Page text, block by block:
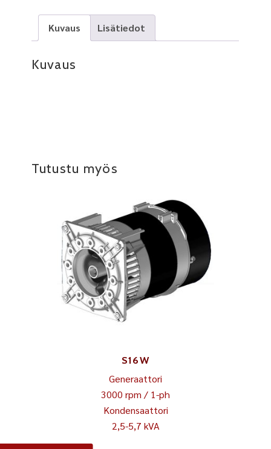
Kuvaus Lisätiedot
Kuvaus
Tutustu myös
S16W
Generaattori
3000 rpm / 1-ph
Kondensaattori
2,5-5,7 kVA